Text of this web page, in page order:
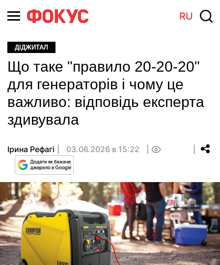
RU
ДІДЖИТАЛ
Що таке "правило 20-20-20"
для генераторів і чому це
важливо: відповідь експерта
здивувала
Ірина Рефагі 03.06.2026 в 15:22